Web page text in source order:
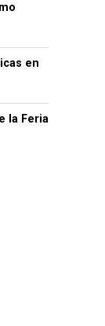
en
la Feria